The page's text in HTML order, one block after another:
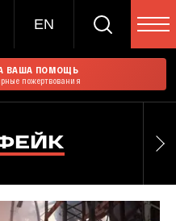
EN
ВАША ПОМОЩЬ
пожертвования